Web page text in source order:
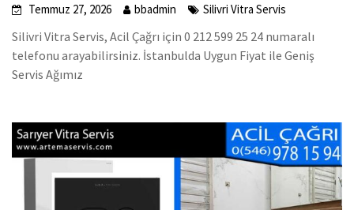
Temmuz 27, 2026 bbadmin Silivri Vitra Servis
Silivri Vitra Servis, Acil Çağrı için 0 212 599 25 24 numaralı
telefonu arayabilirsiniz. İstanbulda Uygun Fiyat ile Geniş
Servis Ağımız